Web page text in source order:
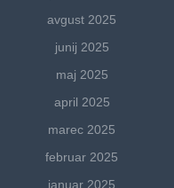
avgust 2025
junij 2025
maj 2025
april 2025
marec 2025
februar 2025
januar 2025